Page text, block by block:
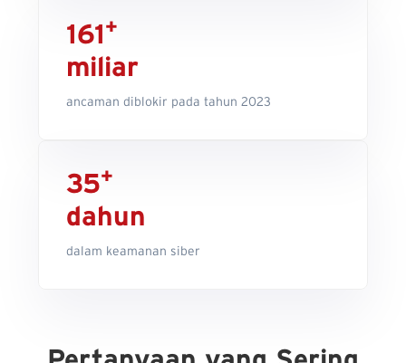
161 +
miliar
ancaman diblokir pada tahun 2023
35+
dahun
dalam keamanan siber